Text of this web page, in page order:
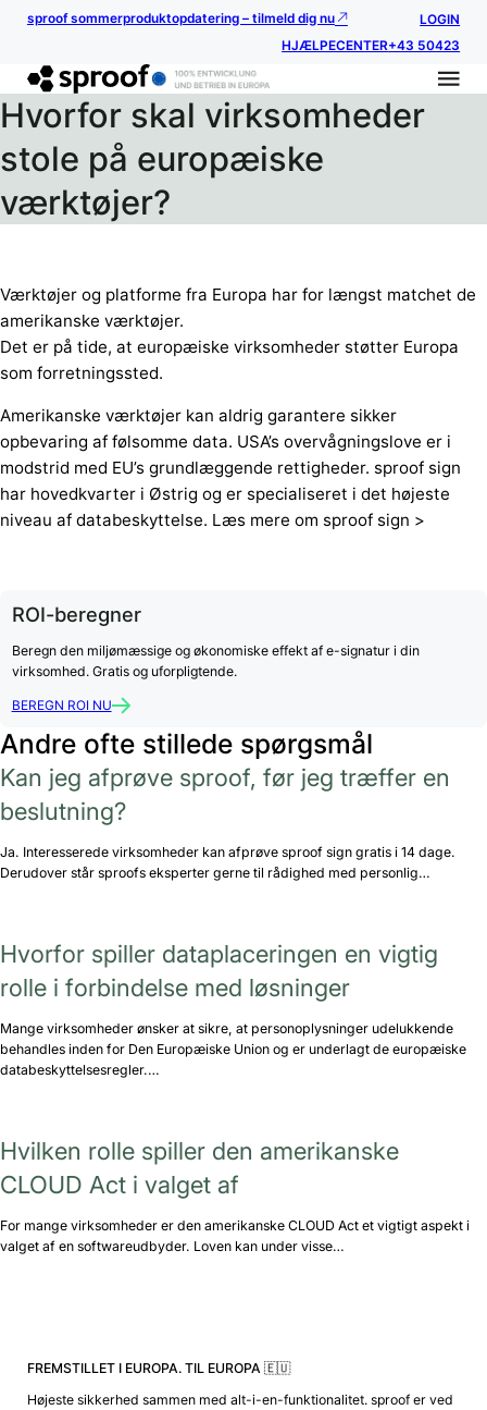
sproof sommerproduktopdatering – tilmeld dig nu
LOGIN
HJÆLPECENTER+43 50423
Hvorfor skal virksomheder
stole på europæiske
værktøjer?
Værktøjer og platforme fra Europa har for længst matchet de
amerikanske værktøjer.
Det er på tide, at europæiske virksomheder støtter Europa
som forretningssted.
Amerikanske værktøjer kan aldrig garantere sikker
opbevaring af følsomme data. USA’s overvågningslove er i
modstrid med EU’s grundlæggende rettigheder. sproof sign
har hovedkvarter i Østrig og er specialiseret i det højeste
niveau af databeskyttelse. Læs mere om sproof sign >
ROI-beregner
Beregn den miljømæssige og økonomiske effekt af e-signatur i din
virksomhed. Gratis og uforpligtende.
BEREGN ROI NU
Andre ofte stillede spørgsmål
Kan jeg afprøve sproof, før jeg træffer en
beslutning?
Ja. Interesserede virksomheder kan afprøve sproof sign gratis i 14 dage.
Derudover står sproofs eksperter gerne til rådighed med personlig…
Hvorfor spiller dataplaceringen en vigtig
rolle i forbindelse med løsninger
Mange virksomheder ønsker at sikre, at personoplysninger udelukkende
behandles inden for Den Europæiske Union og er underlagt de europæiske
databeskyttelsesregler.…
Hvilken rolle spiller den amerikanske
CLOUD Act i valget af
For mange virksomheder er den amerikanske CLOUD Act et vigtigt aspekt i
valget af en softwareudbyder. Loven kan under visse…
FREMSTILLET I EUROPA. TIL EUROPA 🇪🇺
Højeste sikkerhed sammen med alt-i-en-funktionalitet. sproof er ved